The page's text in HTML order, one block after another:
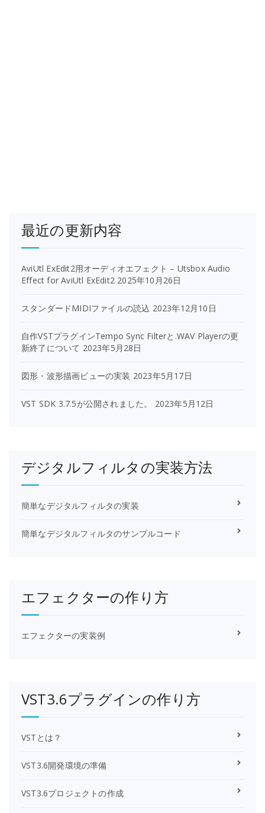
最近の更新内容
AviUtl ExEdit2用オーディオエフェクト – Utsbox Audio
Effect for AviUtl ExEdit2 2025年10月26日
スタンダードMIDIファイルの読込 2023年12月10日
自作VSTプラグインTempo Sync Filterと.WAV Playerの更
新終了について 2023年5月28日
図形・波形描画ビューの実装 2023年5月17日
VST SDK 3.7.5が公開されました。 2023年5月12日
デジタルフィルタの実装方法
簡単なデジタルフィルタの実装
簡単なデジタルフィルタのサンプルコード
エフェクターの作り方
エフェクターの実装例
VST3.6プラグインの作り方
VSTとは？
VST3.6開発環境の準備
VST3.6プロジェクトの作成